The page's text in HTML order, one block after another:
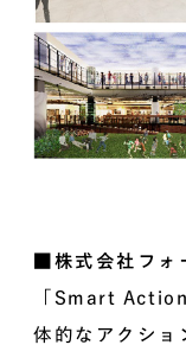
■株式会社フォ
「Smart
体的なアクショ